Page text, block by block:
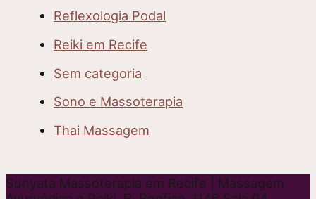
Reflexologia Podal
Reiki em Recife
Sem categoria
Sono e Massoterapia
Thai Massagem
Sunyata Massoterapia em Recife | Massagem